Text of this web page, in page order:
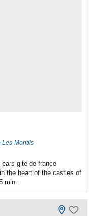
Les-Montils
gite de france
the heart of the castles of
min...